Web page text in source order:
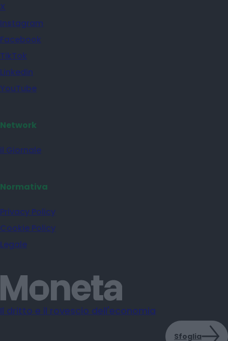
X
Instagram
Facebook
TikTok
Linkedin
YouTube
Network
il Giornale
Normativa
Privacy Policy
Cookie Policy
Legale
Il dritto e il rovescio dell'economia
Sfoglia